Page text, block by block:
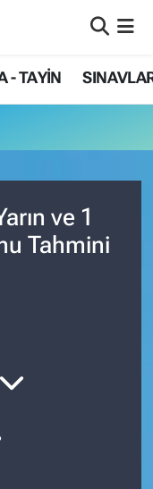
- TAYİN
ve 1
Tahmini